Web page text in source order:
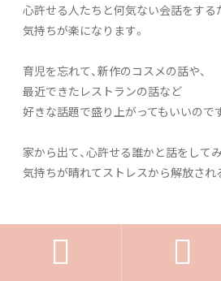
心許せる人たちと何気ない会話をする
気持ちが楽になります。
育児を忘れて、新作のコスメの話や、
最近できたレストランの話など
好きな話題で盛り上がってもいいので
家から出て、心許せる誰かと話をしてみ
気持ちが晴れてストレスから解放され
 